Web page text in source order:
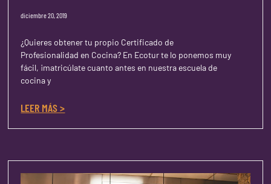
diciembre 20, 2019
¿Quieres obtener tu propio Certificado de
Profesionalidad en Cocina? En Ecotur te lo ponemos muy
fácil, ¡matricúlate cuanto antes en nuestra escuela de
cocina y
LEER MÁS >